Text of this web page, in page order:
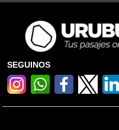
SEGUINOS